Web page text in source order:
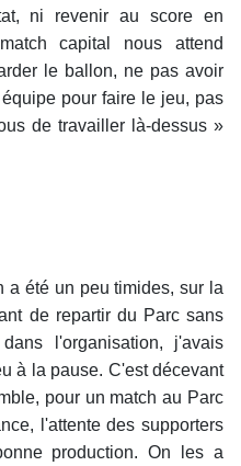
ni revenir au score en
capital nous attend
le ballon, ne pas avoir
pour faire le jeu, pas
de travailler là-dessus »
a été un peu timides, sur la
de repartir du Parc sans
l'organisation, j'avais
à la pause. C'est décevant
pour un match au Parc
l'attente des supporters
production. On les a